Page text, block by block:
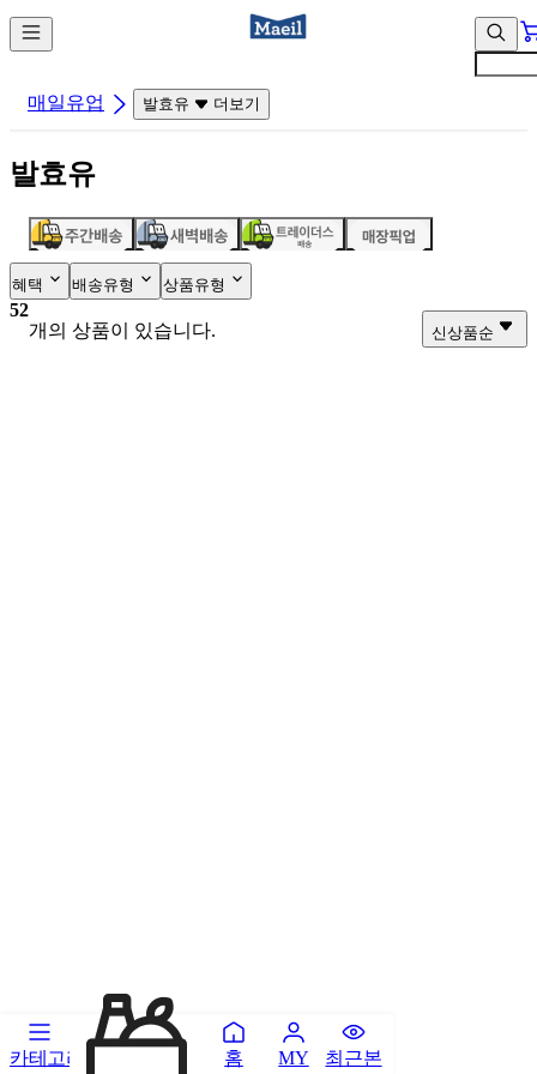
컨
텐
기
앱
바
매일유업 발효유 더보기
발효유
혜택 배송유형 상품유형
52
개의 상품이 있습니다.
신상품순
카테고리 홈 MY 최근본